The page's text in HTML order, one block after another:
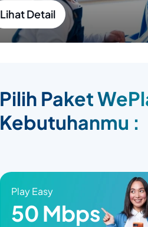
Lihat Detail
Pilih Paket
Kebutuhanmu :
Play Easy
50 Mbps